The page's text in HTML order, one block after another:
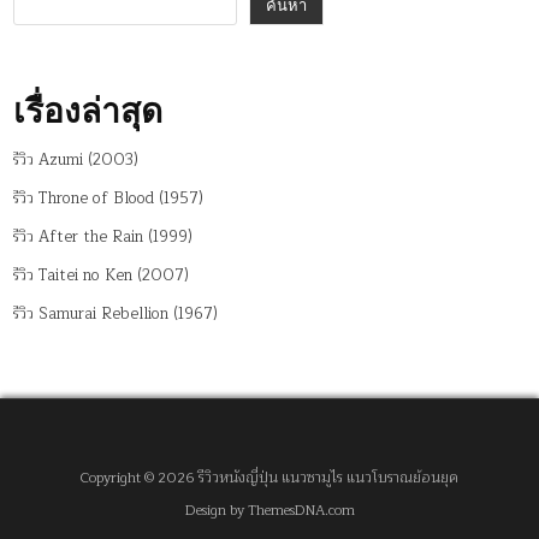
ค้นหา
เรื่องล่าสุด
รีวิว Azumi (2003)
รีวิว Throne of Blood (1957)
รีวิว After the Rain (1999)
รีวิว Taitei no Ken (2007)
รีวิว Samurai Rebellion (1967)
Copyright © 2026 รีวิวหนังญี่ปุ่น แนวซามูไร แนวโบราณย้อนยุค
Design by ThemesDNA.com